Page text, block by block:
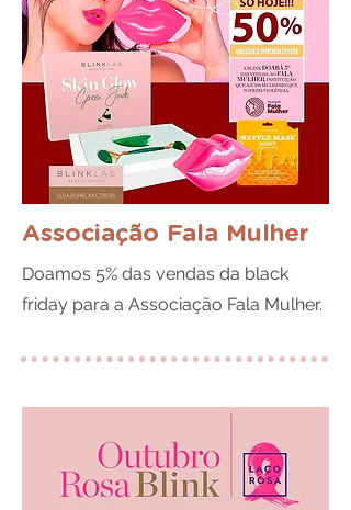
Associação Fala Mulher
Doamos 5% das vendas da black
friday para a Associação Fala Mulher.